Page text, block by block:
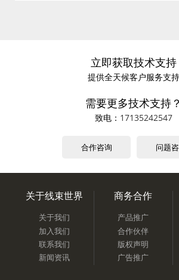
立即获取技术支持
提供全天候客户服务支持
需要更多技术支持？
致电： 17135242547
合作咨询 问题
关于线束世界
关于我们
加入我们
联系我们
新闻资讯
商务合作
产品推广
合作伙伴
版权声明
广告推广